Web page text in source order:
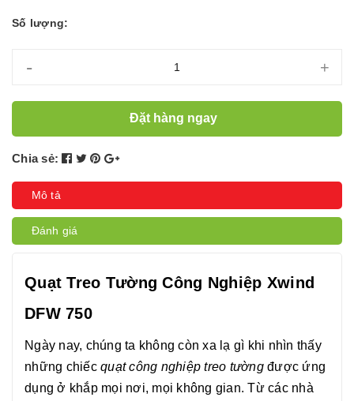
Số lượng:
- +
Đặt hàng ngay
Chia sẻ:
Mô tả
Đánh giá
Quạt Treo Tường Công Nghiệp Xwind
DFW 750
Ngày nay, chúng ta không còn xa lạ gì khi nhìn thấy
những chiếc quạt công nghiệp treo tườngđược ứng
dụng ở khắp mọi nơi, mọi không gian. Từ các nhà